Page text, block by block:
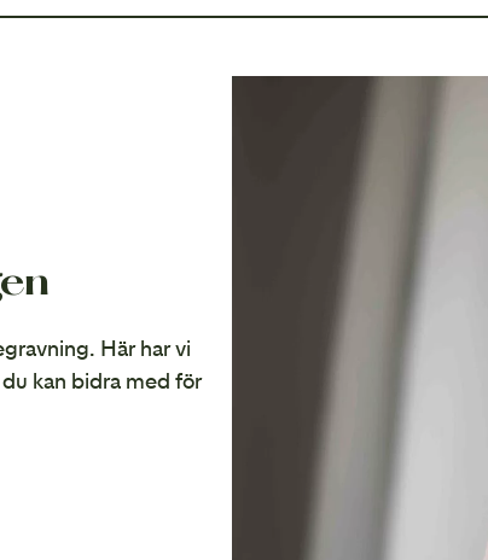
Här har vi
kan bidra med för